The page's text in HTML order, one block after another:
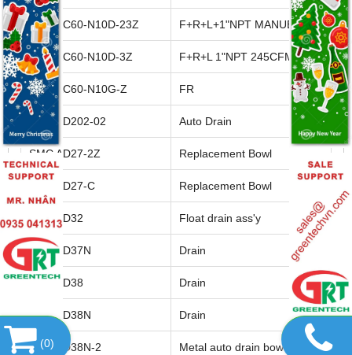
SMC AC60-N10D-23Z F+R+L+1"NPT MANUEL
SMC AC60-N10D-3Z F+R+L 1"NPT 245CFM A
SMC AC60-N10G-Z FR
SMC AD202-02 Auto Drain
SMC AD27-2Z Replacement Bowl
SMC AD27-C Replacement Bowl
SMC AD32 Float drain ass'y
SMC AD37N Drain
SMC AD38 Drain
SMC AD38N Drain
SMC AD38N-2 Metal auto drain bowl
(0)